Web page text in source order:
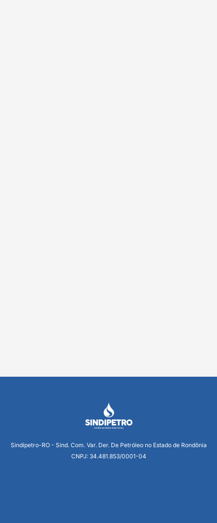
Sindipetro-RO - Sind. Com. Var. Der. De Petróleo no Estado de Rondônia
CNPJ: 34.481.853/0001-04